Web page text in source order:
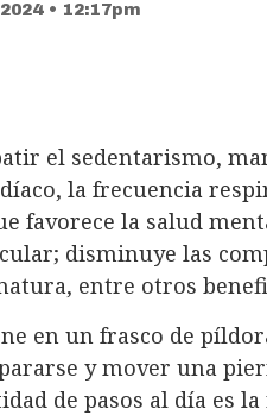
• 12:17pm
el sedentarismo,
la frecuencia
favorece la salud
disminuye las
entre otros
en un frasco de
y mover una
de pasos al día es la